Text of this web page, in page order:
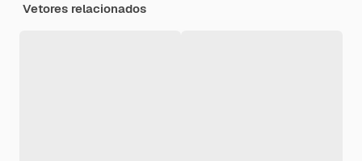
Vetores relacionados